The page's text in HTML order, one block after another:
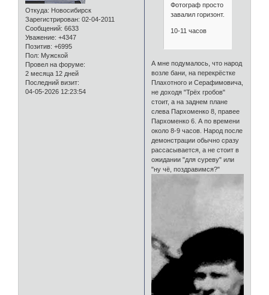
Откуда: Новосибирск
Зарегистрирован: 02-04-2011
Сообщений: 6633
Уважение: +4347
Позитив: +6995
Пол: Мужской
Провел на форуме:
2 месяца 12 дней
Последний визит:
04-05-2026 12:23:54
Фотограф просто
завалил горизонт.
10-11 часов
А мне подумалось, что народ
возле бани, на перекрёстке
Плахотного и Серафимовича,
не доходя "Трёх гробов"
стоит, а на заднем плане
слева Пархоменко 8, правее
Пархоменко 6. А по времени
около 8-9 часов. Народ после
демонстрации обычно сразу
рассасывается, а не стоит в
ожидании "для суреву" или
"ну чё, поздравимся?"